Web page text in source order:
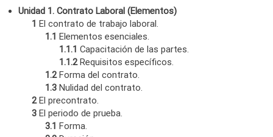
Unidad 1. Contrato Laboral (Elementos)
1 El contrato de trabajo laboral.
1.1 Elementos esenciales.
1.1.1 Capacitación de las partes.
1.1.2Requisitos específicos.
1.2Forma del contrato.
1.3 Nulidad del contrato.
2El precontrato.
3 El periodo de prueba.
3.1 Forma.